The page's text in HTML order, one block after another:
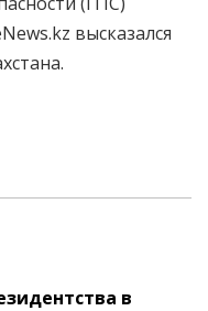
высказался
в